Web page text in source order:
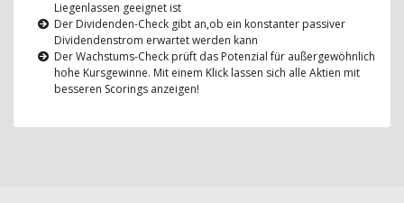
Liegenlassen geeignet ist
Der Dividenden-Check gibt an,ob ein konstanter passiver
Dividendenstrom erwartet werden kann
Der Wachstums-Check prüft das Potenzial für außergewöhnlich
hohe Kursgewinne. Mit einem Klick lassen sich alle Aktien mit
besseren Scorings anzeigen!